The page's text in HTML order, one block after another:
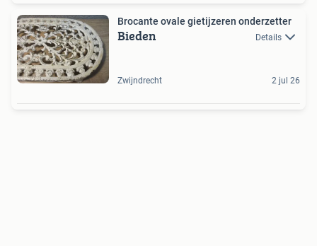
Brocante ovale gietijzeren onderzetter
Bieden Details
Zwijndrecht 2 jul 26